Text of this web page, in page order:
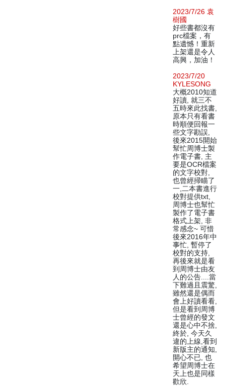
2023/7/26 袁
樹國
好些書都沒有
prc檔案，有
點遺憾！重新
上架還是令人
高興，加油！
2023/7/20
KYLESONG
大概2010知道
好讀, 就三不
五時來此找書,
原本只有看書
時順便回報一
些文字勘誤,
後來2015開始
幫忙周博士製
作電子書, 主
要是OCR檔案
的文字校對,
也曾經掃瞄了
一,二本書進行
校對提供txt,
周博士也幫忙
製作了電子書
格式上架, 非
常感念~ 可惜
後來2016年中
事忙, 暫停了
校對的支持,
再後來就是看
到周博士由友
人的公告....當
下難過且震驚,
雖然還是偶而
會上好讀看看,
但是看到周博
士曾經的發文
還是心中不捨,
終於, 今天久
違的上線,看到
新版主的通知,
開心不已, 也
希望周博士在
天上也是同樣
歡欣.